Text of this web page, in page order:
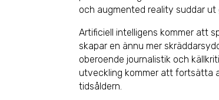
och augmented reality suddar
Artificiell intelligens kommer att
skapar en ännu mer
oberoende journalistik och
utveckling kommer att fortsätta
tidsåldern.